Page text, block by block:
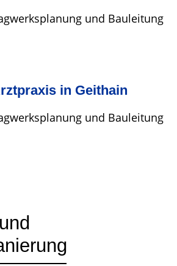
und Bauleitung
in Geithain
und Bauleitung